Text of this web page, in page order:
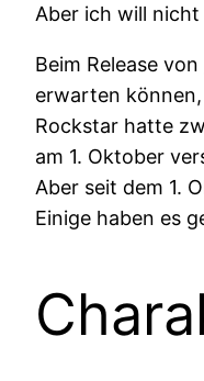
Aber ich will
Beim Release
erwarten
Rockstar hatte
am 1. Oktober
Aber seit dem 1.
Einige haben es